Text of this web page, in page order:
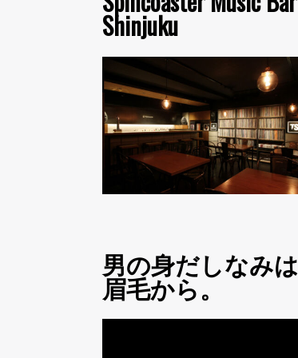
Shinjuku
男の身だしなみは
眉毛から。